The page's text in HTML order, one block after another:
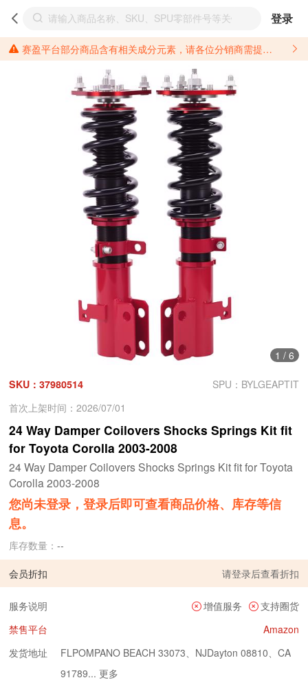
登录
赛盈平台部分商品含有相关成分元素，请各位分销商需提前了解产品材质情况，并针对其做好相关的风险把控，以免造成不必要的损失。 *美国加州65法案进一步规定了对于仅包含致癌物质，仅包含致生殖毒性物质，同时包含致癌物质和致生殖毒性物质，亦或是包含某一物质即为致癌物质又为致生殖毒性物质的产品的警示标语要求。 *新法案提供的警示标语修订并不是强制实施的，其只是避免昂贵诉讼的一种有效的方法。只要企业在保证其使用的另外的警示标语是“清晰和合理”并符合加州65法案要求的，那也是可以被接受的。*请充分了解第三方销售平台对商品上架规要求，并根据对应平台规则调整相关商品信息后进行上架，以免造成您不必要损失。 汽配产品上架注意事项： 不同第三方平台对于适配车型等信息的填写要求各有不同。例如：亚马逊明确禁止在产品标题、卖点和描述中直接使用适配车型的年份、品牌和型号信息；请您仔细研究并熟悉所销售平台关于汽配产品上架销售的具体规则，如果因上架的汽配产品信息填写不符合所销售平台要求，产生违规/侵权等问题所造成的损失需您自行承担。
1 / 6
SKU：37980514
SPU：BYLGEAPTIT
首次上架时间：2026/07/01
24 Way Damper Coilovers Shocks Springs Kit fit
for Toyota Corolla 2003-2008
24 Way Damper Coilovers Shocks Springs Kit fit for Toyota
Corolla 2003-2008
您尚未登录，登录后即可查看商品价格、库存等信
息。
库存数量：--
会员折扣 请登录后查看折扣
服务说明 增值服务
支持圈货
禁售平台
Amazon
发货地址
FLPOMPANO BEACH 33073、NJDayton 08810、CA
91789... 更多